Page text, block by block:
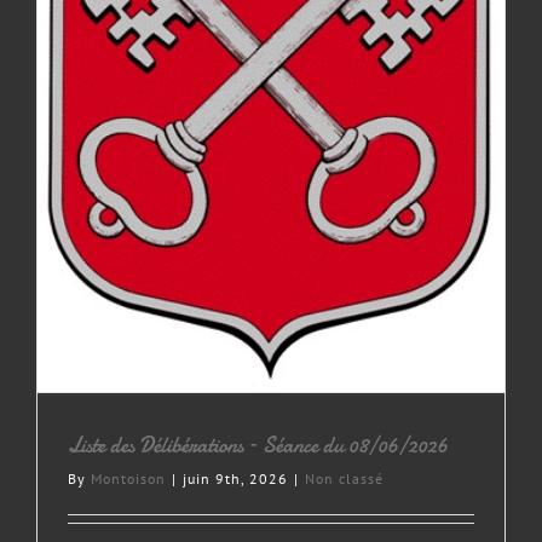
Liste des Délibérations – Séance du 08/06/2026
By Montoison | juin 9th, 2026 | Non classé